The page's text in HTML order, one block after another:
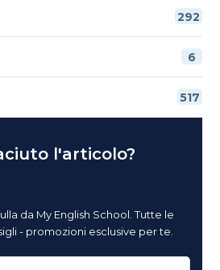
292
6
517
l'articolo?
da My English School. Tutte le
- promozioni esclusive per te.